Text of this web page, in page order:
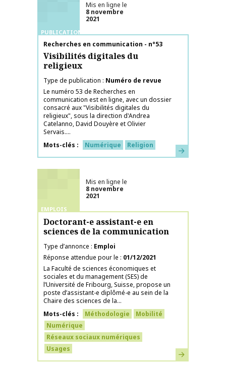
PUBLICATIONS
Mis en ligne le
8 novembre
2021
Nom de la publication
Recherches en communication - n°53
Visibilités digitales du
religieux
Type de publication
Numéro de revue
Le numéro 53 de Recherches en
communication est en ligne, avec un dossier
consacré aux "Visibilités digitales du
religieux", sous la direction d'Andrea
Catelanno, David Douyère et Olivier
Servais....
Mots-clés
Numérique Religion En savoir plus
EMPLOIS
Mis en ligne le
8 novembre
2021
Doctorant-e assistant-e en
sciences de la communication
Type d’annonce
Emploi
Réponse attendue pour le
01/12/2021
La Faculté de sciences économiques et
sociales et du management (SES) de
l’Université de Fribourg, Suisse, propose un
poste d’assistant-e diplômé-e au sein de la
Chaire des sciences de la...
Mots-clés
Méthodologie
Mobilité
Numérique
Réseaux sociaux numériques
Usages
En savoir plus